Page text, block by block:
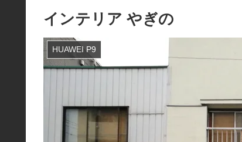
インテリア やぎの
HUAWEI P9